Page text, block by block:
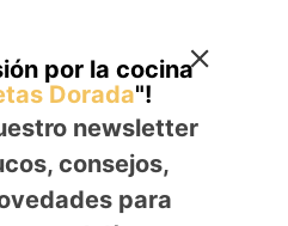
por la cocina
Dorada"!
newsletter
consejos,
para